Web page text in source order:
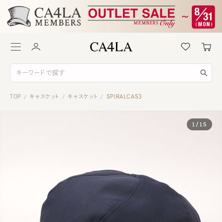
TOP / キャスケット / キャスケット / SPIRALCAS3
1 / 15